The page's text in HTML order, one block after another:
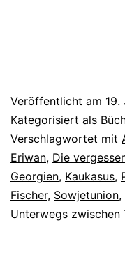
Veröffentlicht am 19.
Kategorisiert als
Verschlagwortet mit
Eriwan, Die
Georgien, Kaukasus,
Fischer, Sowjetunion,
Unterwegs zwischen